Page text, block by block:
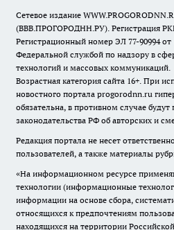
Сетевое издание
(ВВВ.ПРОГОРОДНН.РУ). Регистрация
Регистрационный номер ЭЛ 77-90994 от
Федеральной службой по надзору в
технологий и массовых коммуникаций.
Возрастная категория сайта 16+. При
новостного портала progorodnn.ru
обязательна, в противном случае
законодательства РФ об авторских и
Редакция портала не несет
пользователей, а также материалы
«На информационном ресурсе
технологии (информационные
информации на основе сбора,
относящихся к предпочтениям
находящихся на территории